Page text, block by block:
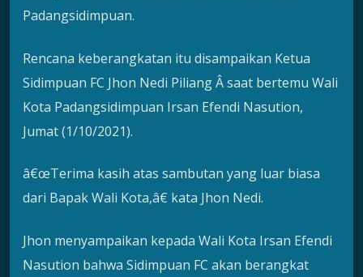
Padangsidimpuan.
Rencana keberangkatan itu disampaikan Ketua
Sidimpuan FC Jhon Nedi Piliang Â saat bertemu Wali
Kota Padangsidimpuan Irsan Efendi Nasution,
Jumat (1/10/2021).
â€œTerima kasih atas sambutan yang luar biasa
dari Bapak Wali Kota,â€ kata Jhon Nedi.
Jhon menyampaikan kepada Wali Kota Irsan Efendi
Nasution bahwa Sidimpuan FC akan berangkat